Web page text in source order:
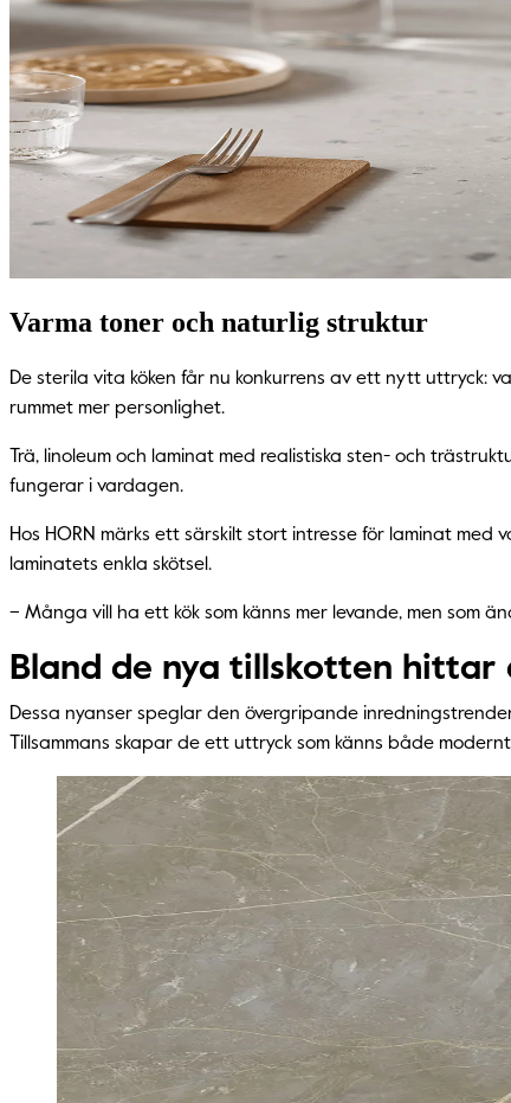
Varma toner och naturlig struktur
De sterila vita köken får nu konkurrens av ett nytt uttryck:
rummet mer personlighet.
Trä, linoleum och laminat med realistiska sten- och
fungerar i vardagen.
Hos HORN märks ett särskilt stort intresse för laminat
laminatets enkla skötsel.
– Många vill ha ett kök som känns mer levande, men
Bland de nya tillskotten hittar
Dessa nyanser speglar den övergripande
Tillsammans skapar de ett uttryck som känns både